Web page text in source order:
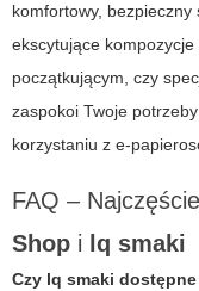
komfortowy, bezpieczny
ekscytujące
początkującym, czy
zaspokoi Twoje
korzystaniu z e-
FAQ –
Shop i lq smaki
Czy lq smaki dostępne